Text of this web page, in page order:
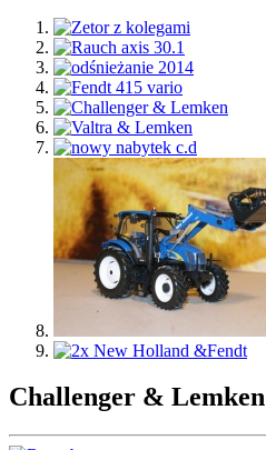
Challenger & Lemken